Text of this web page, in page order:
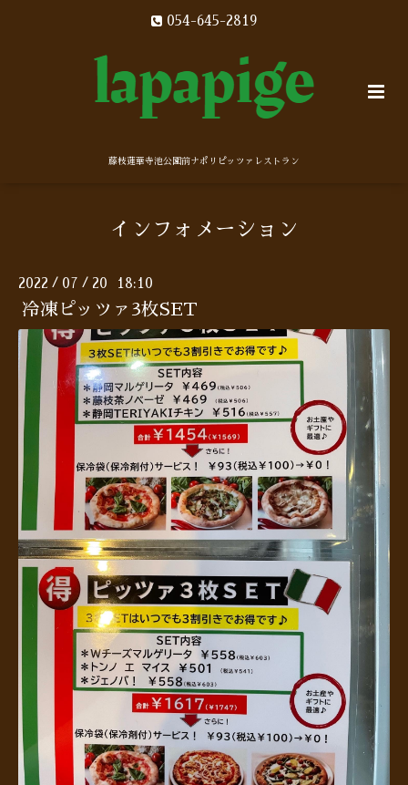
054-645-2819
藤枝蓮華寺池公園前ナポリピッツァレストラン
インフォメーション
2022 / 07 / 20 18:10
冷凍ピッツァ3枚SET